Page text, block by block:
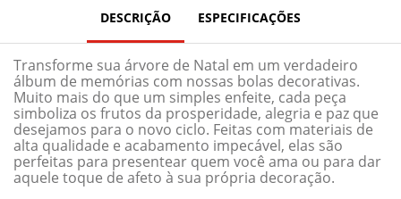
DESCRIÇÃO ESPECIFICAÇÕES
Transforme sua árvore de Natal em um verdadeiro
álbum de memórias com nossas bolas decorativas.
Muito mais do que um simples enfeite, cada peça
simboliza os frutos da prosperidade, alegria e paz que
desejamos para o novo ciclo. Feitas com materiais de
alta qualidade e acabamento impecável, elas são
perfeitas para presentear quem você ama ou para dar
aquele toque de afeto à sua própria decoração.